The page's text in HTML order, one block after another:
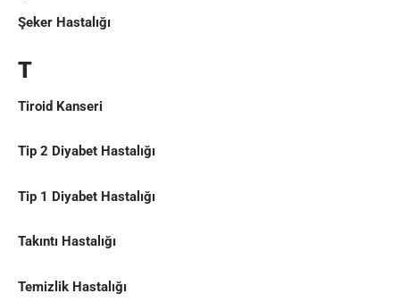
Şeker Hastalığı
T
Tiroid Kanseri
Tip 2 Diyabet Hastalığı
Tip 1 Diyabet Hastalığı
Takıntı Hastalığı
Temizlik Hastalığı